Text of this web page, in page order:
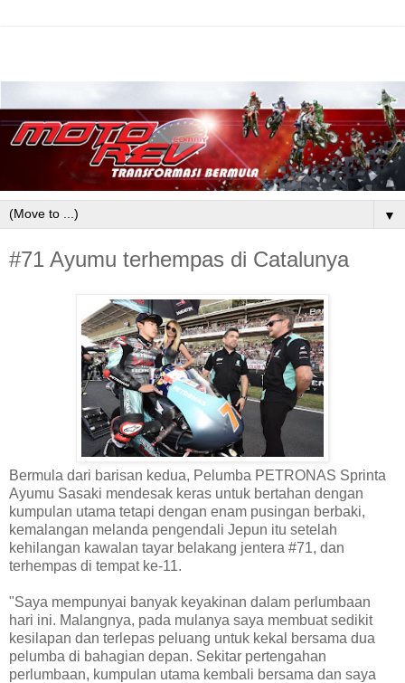
▼
#71 Ayumu terhempas di Catalunya
Bermula dari barisan kedua, Pelumba PETRONAS Sprinta
Ayumu Sasaki mendesak keras untuk bertahan dengan
kumpulan utama tetapi dengan enam pusingan berbaki,
kemalangan melanda pengendali Jepun itu setelah
kehilangan kawalan tayar belakang jentera #71, dan
terhempas di tempat ke-11.
"Saya mempunyai banyak keyakinan dalam perlumbaan
hari ini. Malangnya, pada mulanya saya membuat sedikit
kesilapan dan terlepas peluang untuk kekal bersama dua
pelumba di bahagian depan. Sekitar pertengahan
perlumbaan, kumpulan utama kembali bersama dan saya